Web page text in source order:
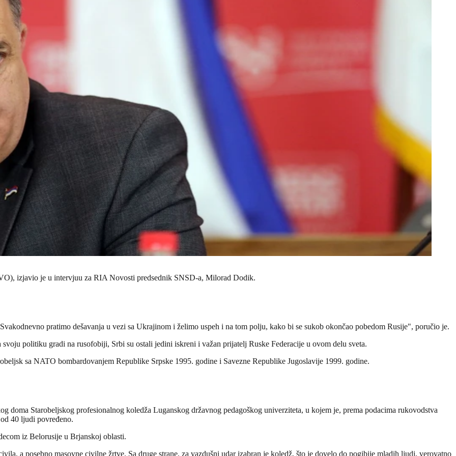
izjavio je u intervjuu za RIA Novosti predsednik SNSD-a, Milorad Dodik.
pratimo dešavanja u vezi sa Ukrajinom i želimo uspeh i na tom polju, kako bi se sukob okončao pobedom Rusije", poručio je.
politiku gradi na rusofobiji, Srbi su ostali jedini iskreni i važan prijatelj Ruske Federacije u ovom delu sveta.
sa NATO bombardovanjem Republike Srpske 1995. godine i Savezne Republike Jugoslavije 1999. godine.
doma Starobeljskog profesionalnog koledža Luganskog državnog pedagoškog univerziteta, u kojem je, prema podacima rukovodstva
40 ljudi povređeno.
iz Belorusije u Brjanskoj oblasti.
a posebno masovne civilne žrtve. Sa druge strane, za vazdušni udar izabran je koledž, što je dovelo do pogibije mladih ljudi, verovatno